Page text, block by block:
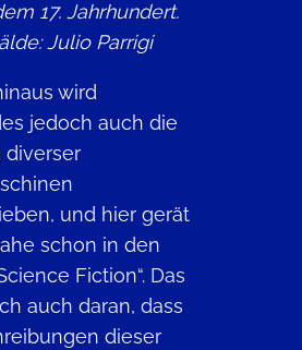
17. Jahrhundert.
Julio Parrigi
wird
jedoch auch die
diverser
und hier gerät
schon in den
Fiction“. Das
auch daran, dass
dieser